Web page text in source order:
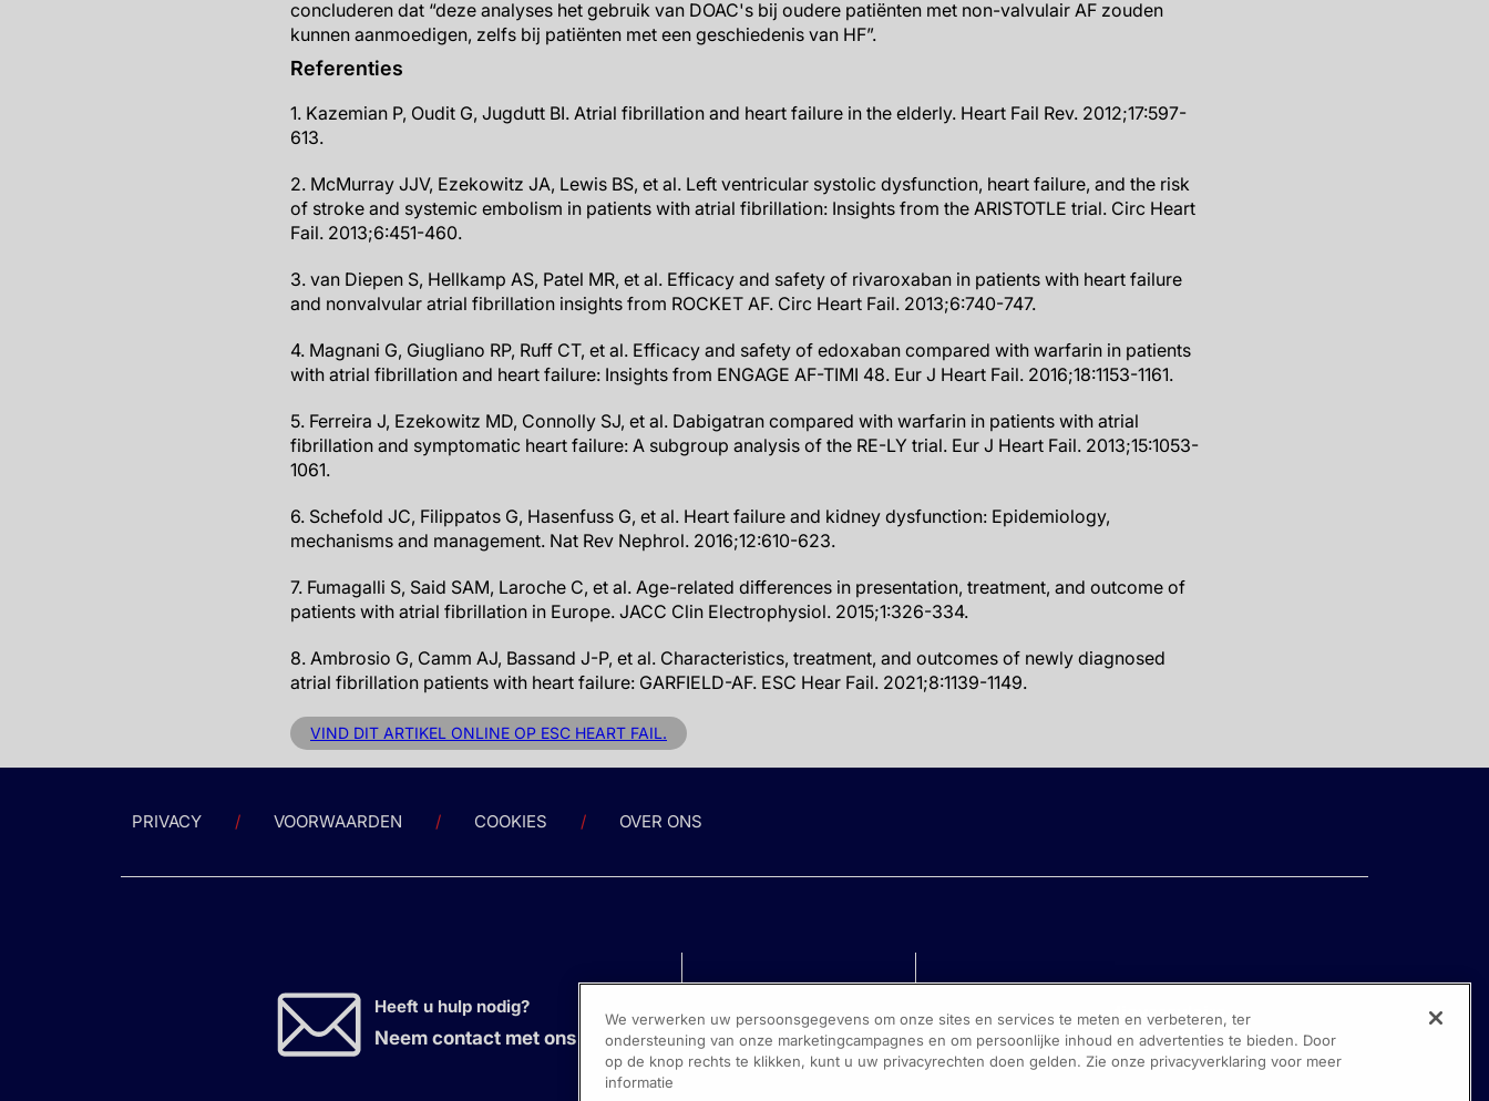
concluderen dat “deze analyses het gebruik van DOAC's bij oudere patiënten met non-valvulair AF zouden
kunnen aanmoedigen, zelfs bij patiënten met een geschiedenis van HF”.
Referenties
1. Kazemian P, Oudit G, Jugdutt BI. Atrial fibrillation and heart failure in the elderly. Heart Fail Rev. 2012;17:597-
613.
2. McMurray JJV, Ezekowitz JA, Lewis BS, et al. Left ventricular systolic dysfunction, heart failure, and the risk
of stroke and systemic embolism in patients with atrial fibrillation: Insights from the ARISTOTLE trial. Circ Heart
Fail. 2013;6:451-460.
3. van Diepen S, Hellkamp AS, Patel MR, et al. Efficacy and safety of rivaroxaban in patients with heart failure
and nonvalvular atrial fibrillation insights from ROCKET AF. Circ Heart Fail. 2013;6:740-747.
4. Magnani G, Giugliano RP, Ruff CT, et al. Efficacy and safety of edoxaban compared with warfarin in patients
with atrial fibrillation and heart failure: Insights from ENGAGE AF-TIMI 48. Eur J Heart Fail. 2016;18:1153-1161.
5. Ferreira J, Ezekowitz MD, Connolly SJ, et al. Dabigatran compared with warfarin in patients with atrial
fibrillation and symptomatic heart failure: A subgroup analysis of the RE-LY trial. Eur J Heart Fail. 2013;15:1053-
1061.
6. Schefold JC, Filippatos G, Hasenfuss G, et al. Heart failure and kidney dysfunction: Epidemiology,
mechanisms and management. Nat Rev Nephrol. 2016;12:610-623.
7. Fumagalli S, Said SAM, Laroche C, et al. Age-related differences in presentation, treatment, and outcome of
patients with atrial fibrillation in Europe. JACC Clin Electrophysiol. 2015;1:326-334.
8. Ambrosio G, Camm AJ, Bassand J-P, et al. Characteristics, treatment, and outcomes of newly diagnosed
atrial fibrillation patients with heart failure: GARFIELD-AF. ESC Hear Fail. 2021;8:1139-1149.
VIND DIT ARTIKEL ONLINE OP ESC HEART FAIL.
PRIVACY VOORWAARDEN COOKIES OVER ONS
Heeft u hulp nodig?
Neem contact met ons op
We verwerken uw persoonsgegevens om onze sites en services te meten en verbeteren, ter
ondersteuning van onze marketingcampagnes en om persoonlijke inhoud en advertenties te bieden. Door
op de knop rechts te klikken, kunt u uw privacyrechten doen gelden. Zie onze privacyverklaring voor meer
informatie